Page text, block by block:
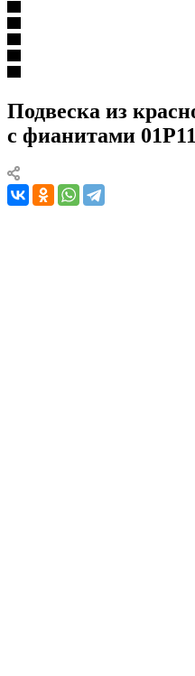
Подвеска из
с фианитами